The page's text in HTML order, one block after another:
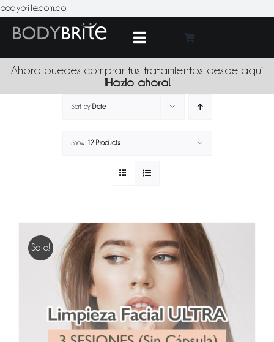
bodybrite.com.coSkip
content
Toggle
Navigation
Ahora puedes comprar tus tratamientos desde aquí
¡Hazlo ahora!
Sort by Date
Show 12 Products
Sale!